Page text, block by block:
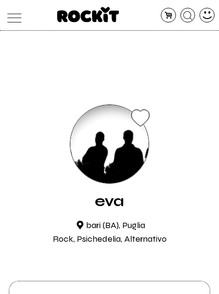
eva
bari (BA), Puglia
Rock, Psichedelia, Alternativo